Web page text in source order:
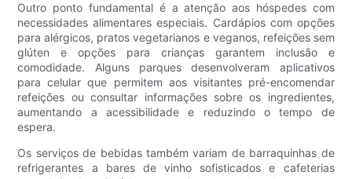
Outro ponto fundamental é a atenção aos hóspedes com
necessidades alimentares especiais. Cardápios com opções
para alérgicos, pratos vegetarianos e veganos, refeições sem
glúten e opções para crianças garantem inclusão e
comodidade. Alguns parques desenvolveram aplicativos
para celular que permitem aos visitantes pré-encomendar
refeições ou consultar informações sobre os ingredientes,
aumentando a acessibilidade e reduzindo o tempo de
espera.
Os serviços de bebidas também variam de barraquinhas de
refrigerantes a bares de vinho sofisticados e cafeterias